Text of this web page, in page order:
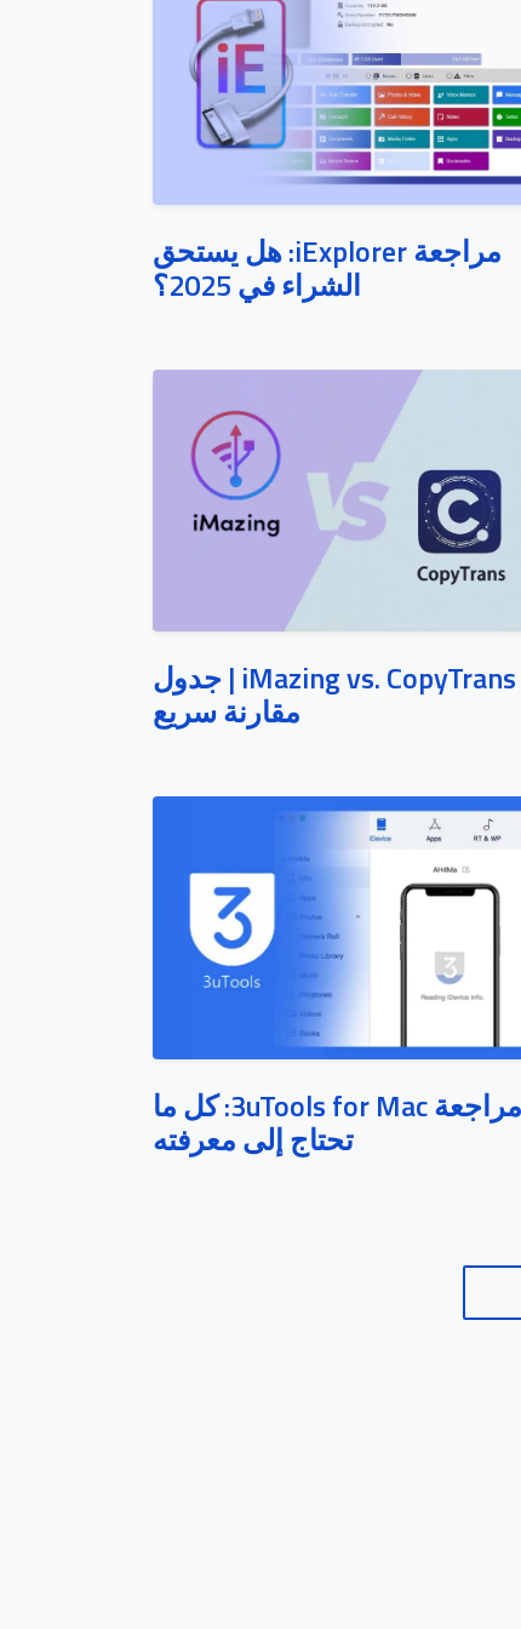
مراجعة iExplorer: هل يستحق
الشراء في 2025؟
iMazing vs. CopyTrans | جدول
مقارنة سريع
مراجعة 3uTools for Mac: كل ما
تحتاج إلى معرفته